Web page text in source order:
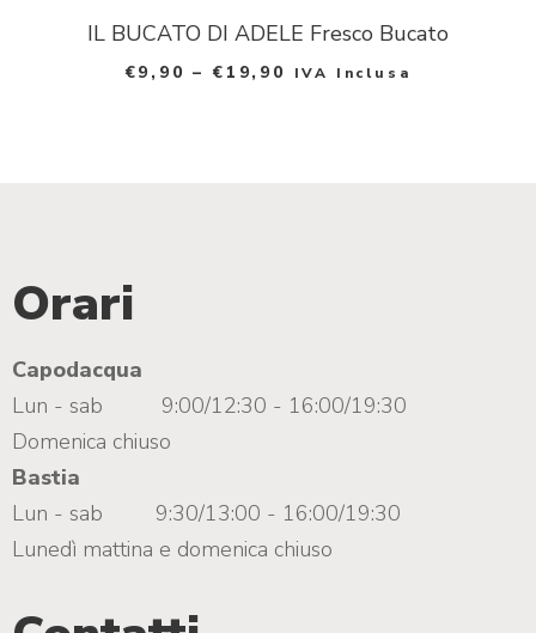
p
a
o
IL BUCATO DI ADELE Fresco Bucato
€9,90 – € 19,90 IVA Inclusa
Orari
Capodacqua
Lun - sab
9:00/12:30 - 16:00/19:30
Domenica chiuso
Bastia
Lun - sab
9:30/13:00 - 16:00/19:30
Lunedì mattina e domenica chiuso